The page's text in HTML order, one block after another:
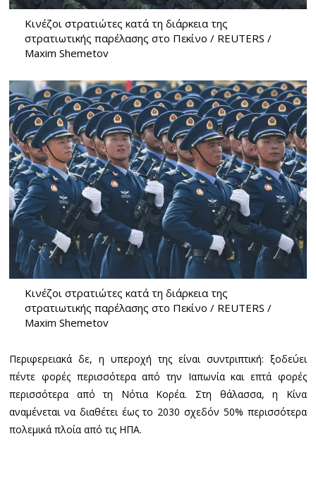
Κινέζοι στρατιώτες κατά τη διάρκεια της
στρατιωτικής παρέλασης στο Πεκίνο / REUTERS /
Maxim Shemetov
Κινέζοι στρατιώτες κατά τη διάρκεια της
στρατιωτικής παρέλασης στο Πεκίνο / REUTERS /
Maxim Shemetov
Περιφερειακά δε, η υπεροχή της είναι συντριπτική: ξοδεύει
πέντε φορές περισσότερα από την Ιαπωνία και επτά φορές
περισσότερα από τη Νότια Κορέα. Στη θάλασσα, η Κίνα
αναμένεται να διαθέτει έως το 2030 σχεδόν 50% περισσότερα
πολεμικά πλοία από τις ΗΠΑ.